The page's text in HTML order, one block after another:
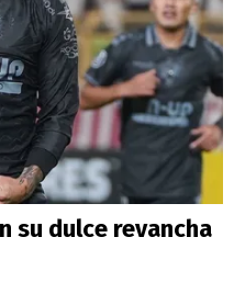
su dulce revancha